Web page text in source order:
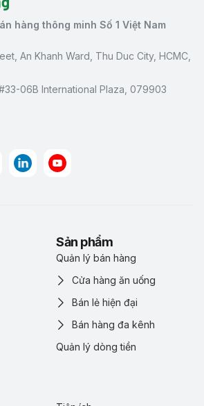
hàng thông minh Số 1 Việt Nam
An Khanh Ward, Thu Duc City, HCMC,
06B International Plaza, 079903
Sản phẩm
Quản lý bán hàng
Cửa hàng ăn uống
Bán lẻ hiện đại
Bán hàng đa kênh
Quản lý dòng tiền